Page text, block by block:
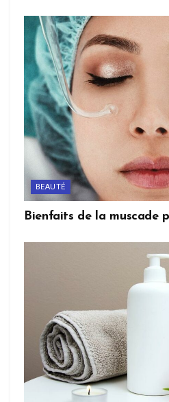
BEAUTÉ
Bienfaits de la muscade